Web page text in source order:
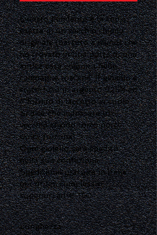
Questo pendente è la copia
esatta di un vecchio chiodo
originale (battuto a mano) che
ho trovato in una porta di una
antica casa colonica nelle
campagne toscane. Il gioiello è
stato fuso in argento 925% ed
è fornito di laccetto in cuoio.
Si dice che indossare un
vecchio chiodo torto porti
tanta fortuna!
Ogni gioiello sarà spedito
nella sua confezione.
Spedizione gratuita in Italia
per ordini complessivi
superiori ad € 150
Lunghezza